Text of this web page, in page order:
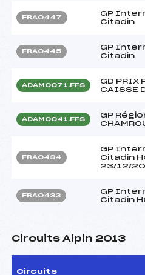
FRA0447
GP
Citadin
FRA0445
GP
Citadin
ADAM0071.FFS
GD PRIX
CAISSE
ADAM0041.FFS
GP
FRA0434
GP
Citadin
23/12/
FRA0433
GP
Citadin
Circuits Alpin 2013
Circuits